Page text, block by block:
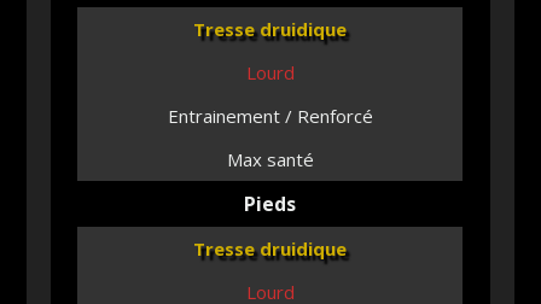
Tresse druidique
Lourd
Entrainement / Renforcé
Max santé
Pieds
Tresse druidique
Lourd